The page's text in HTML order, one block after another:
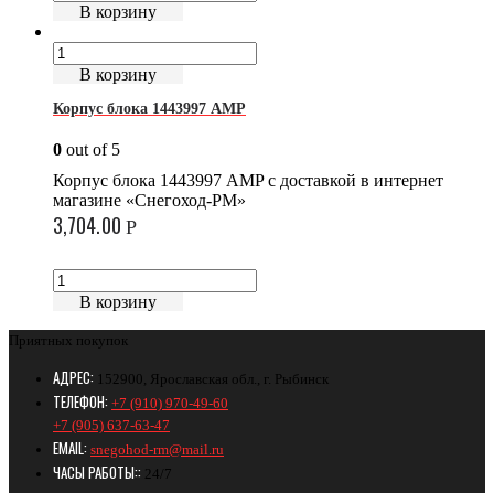
В корзину
В корзину
Корпус блока 1443997 AMP
0 out of 5
Корпус блока 1443997 AMP с доставкой в интернет
магазине «Снегоход-РМ»
3,704.00 Р
В корзину
Приятных покупок
АДРЕС: 152900, Ярославская обл., г. Рыбинск
ТЕЛЕФОН: +7 (910) 970-49-60
+7 (905) 637-63-47
EMAIL: snegohod-rm@mail.ru
ЧАСЫ РАБОТЫ:: 24/7